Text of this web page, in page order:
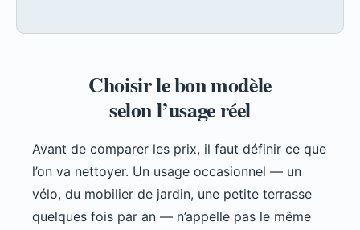
Choisir le bon modèle
selon l’usage réel
Avant de comparer les prix, il faut définir ce que
l’on va nettoyer. Un usage occasionnel — un
vélo, du mobilier de jardin, une petite terrasse
quelques fois par an — n’appelle pas le même